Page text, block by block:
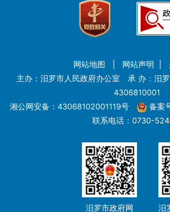
网站地图 网站声明
主办：汨罗市人民政府办公室 承 办：汨
4306810001
湘公网安备：43068102001119号
备案
联系电话：0730-
汨罗市政府网 汨